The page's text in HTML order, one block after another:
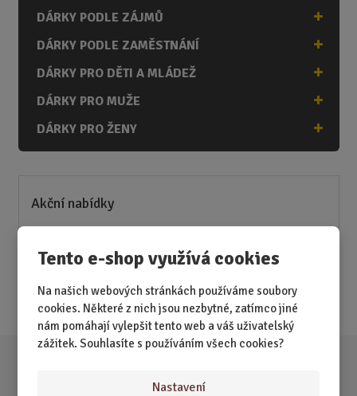
Tento e-shop využívá cookies
Na našich webových stránkách používáme soubory
cookies. Některé z nich jsou nezbytné, zatímco jiné
nám pomáhají vylepšit tento web a váš uživatelský
zážitek. Souhlasíte s používáním všech cookies?
Nastavení
DÁRKY PODLE ZÁJMŮ
DÁRKY PODLE ZAMĚSTNÁNÍ
DÁRKY PRO DĚTI A MLÁDEŽ
DÁRKY PRO MUŽE
DÁRKY PRO ŽENY
Akční nabídky
Nejprodávanější
Akce